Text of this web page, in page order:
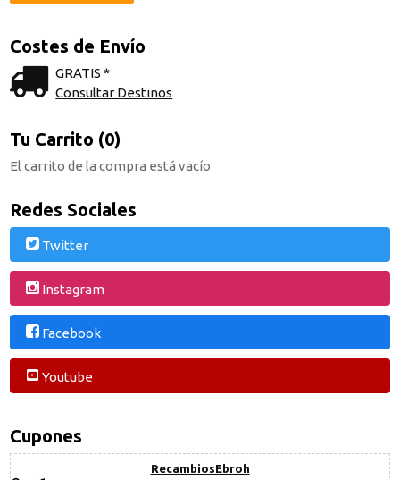
Costes de Envío
GRATIS *
Consultar Destinos
Tu Carrito (0)
El carrito de la compra está vacío
Redes Sociales
Twitter
Instagram
Facebook
Youtube
Cupones
RecambiosEbroh